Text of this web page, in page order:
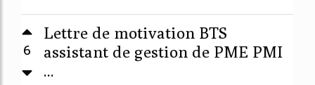
6
Lettre de motivation BTS
assistant de gestion de PME PMI
...